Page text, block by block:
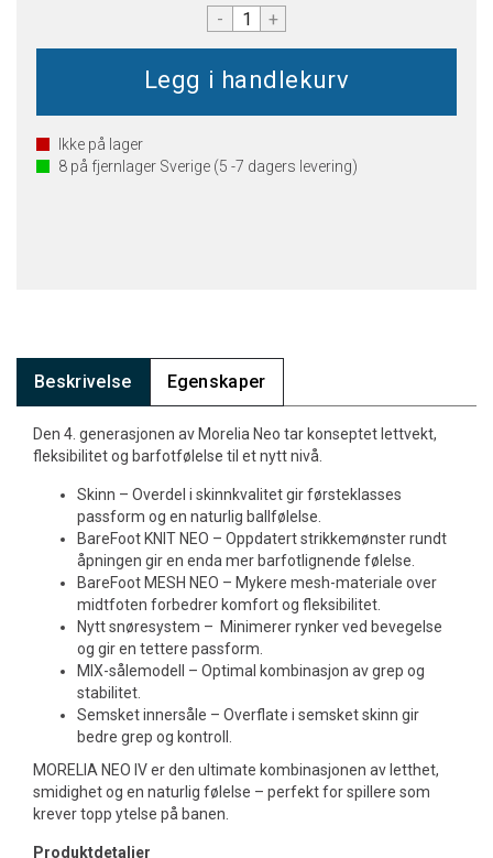
- +
Ikke på lager
8 på fjernlager Sverige (5 -7 dagers levering)
Beskrivelse Egenskaper
Den 4. generasjonen av Morelia Neo tar konseptet lettvekt,
fleksibilitet og barfotfølelse til et nytt nivå.
Skinn – Overdel i skinnkvalitet gir førsteklasses
passform og en naturlig ballfølelse.
BareFoot KNIT NEO – Oppdatert strikkemønster rundt
åpningen gir en enda mer barfotlignende følelse.
BareFoot MESH NEO – Mykere mesh-materiale over
midtfoten forbedrer komfort og fleksibilitet.
Nytt snøresystem – Minimerer rynker ved bevegelse
og gir en tettere passform.
MIX-sålemodell – Optimal kombinasjon av grep og
stabilitet.
Semsket innersåle – Overflate i semsket skinn gir
bedre grep og kontroll.
MORELIA NEO IV er den ultimate kombinasjonen av letthet,
smidighet og en naturlig følelse – perfekt for spillere som
krever topp ytelse på banen.
Produktdetaljer